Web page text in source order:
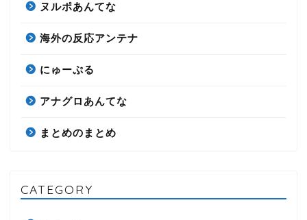
ヌルポあんてな
海外の反応アンテナ
にゅーぷる
アナグロあんてな
まとめのまとめ
CATEGORY